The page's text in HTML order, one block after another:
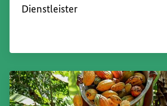
Dienstleister